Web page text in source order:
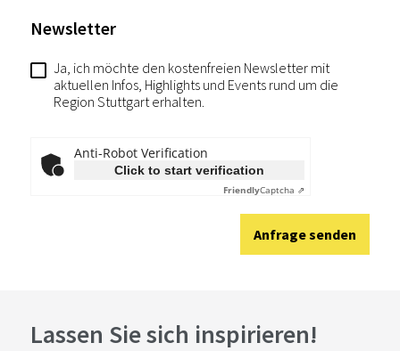
Newsletter
Ja, ich möchte den kostenfreien Newsletter mit
aktuellen Infos, Highlights und Events rund um die
Region Stuttgart erhalten.
Anti-Robot Verification
Click to start verification
FriendlyCaptcha ⇗
Anfrage senden
Lassen Sie sich inspirieren!